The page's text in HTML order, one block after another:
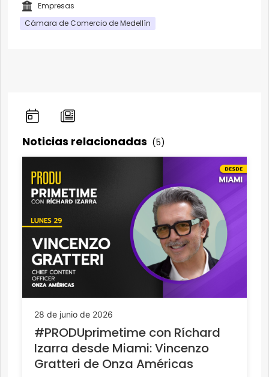
Empresas
Cámara de Comercio de Medellín
Noticias relacionadas (5)
28 de junio de 2026
#PRODUprimetime con Ríchard
Izarra desde Miami: Vincenzo
Gratteri de Onza Américas